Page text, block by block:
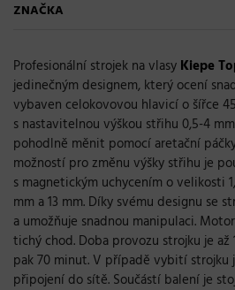
ZNAČKA
Profesionální strojek na vlasy Kiepe
jedinečným designem, který ocení
vybaven celokovovou hlavicí o šířce
s nastavitelnou výškou střihu 0,5-4
pohodlně měnit pomocí aretační
možností pro změnu výšky střihu je
s magnetickým uchycením o velikosti
mm a 13 mm. Díky svému designu se
a umožňuje snadnou manipulaci.
tichý chod. Doba provozu strojku je
pak 70 minut. V případě vybití
připojení do sítě. Součástí balení je